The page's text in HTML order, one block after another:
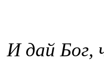
И дай Бог,